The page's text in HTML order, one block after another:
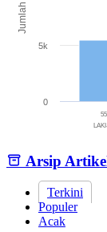
Jumlah
0
5k
Arsip
Terkini
Populer
Acak